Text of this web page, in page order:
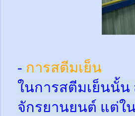
- การสตีมเย็น
ในการสตีมเย็นนั้
จักรยานยนต์ แต่ใ